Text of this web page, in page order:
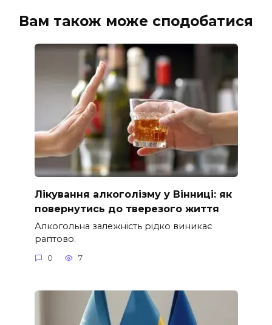
Вам також може сподобатися
Лікування алкоголізму у Вінниці: як
повернутись до тверезого життя
Алкогольна залежність рідко виникає
раптово.
0 7